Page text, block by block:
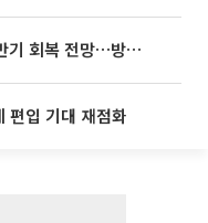
iM "LIG D&A, 천궁-II 매출 하반기 회복 전망…방산 톱픽 유지"
편입 기대 재점화